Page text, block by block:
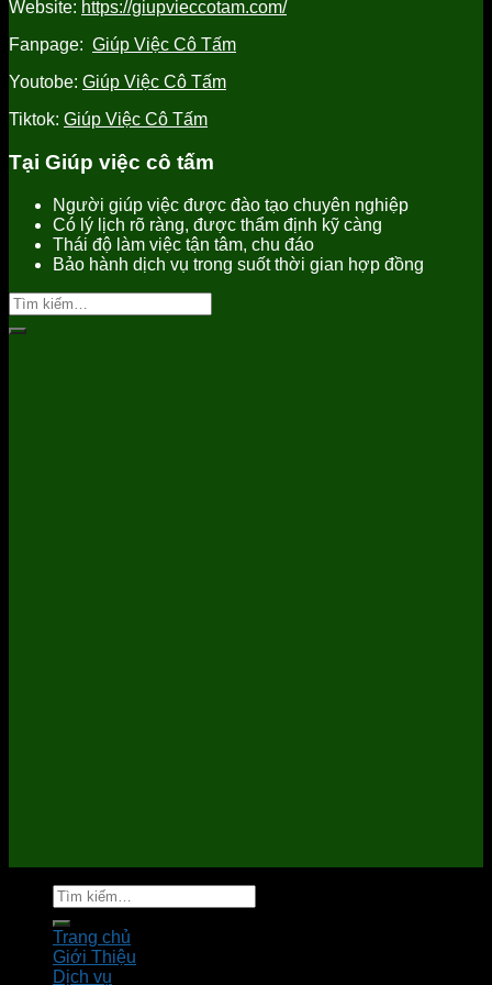
Website: https://giupvieccotam.com/
Fanpage: Giúp Việc Cô Tấm
Youtobe: Giúp Việc Cô Tấm
Tiktok: Giúp Việc Cô Tấm
Tại Giúp việc cô tấm
Người giúp việc được đào tạo chuyên nghiệp
Có lý lịch rõ ràng, được thẩm định kỹ càng
Thái độ làm việc tận tâm, chu đáo
Bảo hành dịch vụ trong suốt thời gian hợp đồng
Tìm
kiếm:
Tìm
kiếm:
Trang chủ
Giới Thiệu
Dịch vụ